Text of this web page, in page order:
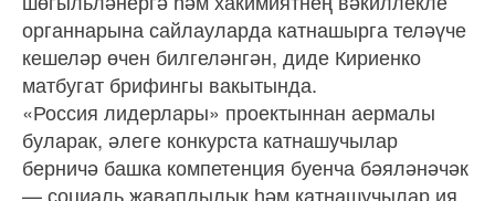
органнарына сайлауларда катнашырга теләүче
кешеләр өчен билгеләнгән, диде Кириенко
матбугат брифингы вакытында.
«Россия лидерлары» проектыннан аермалы
буларак, әлеге конкурста катнашучылар
берничә башка компетенция буенча бәяләнәчәк
— социаль җаваплылык һәм катнашучылар ия